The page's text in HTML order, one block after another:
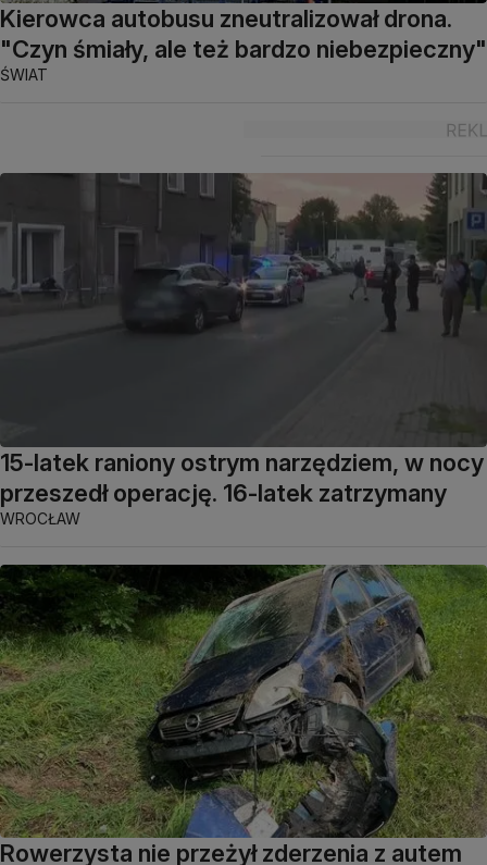
Kierowca autobusu zneutralizował drona.
"Czyn śmiały, ale też bardzo niebezpieczny"
ŚWIAT
15-latek raniony ostrym narzędziem, w nocy
przeszedł operację. 16-latek zatrzymany
WROCŁAW
Rowerzysta nie przeżył zderzenia z autem